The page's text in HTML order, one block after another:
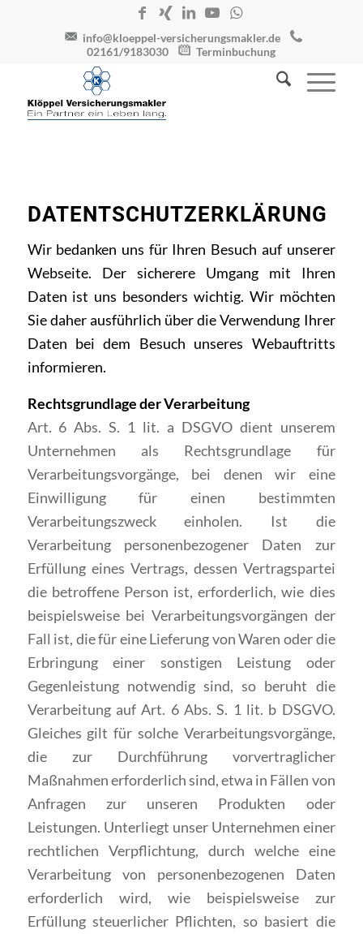
info@kloeppel-versicherungsmakler.de
02161/9183030
Terminbuchung
DATENTSCHUTZERKLÄRUNG
Wir bedanken uns für Ihren Besuch auf unserer
Webseite. Der sicherere Umgang mit Ihren
Daten ist uns besonders wichtig. Wir möchten
Sie daher ausführlich über die Verwendung Ihrer
Daten bei dem Besuch unseres Webauftritts
informieren.
Rechtsgrundlage der Verarbeitung
Art. 6 Abs. S. 1 lit. a DSGVO dient unserem
Unternehmen als Rechtsgrundlage für
Verarbeitungsvorgänge, bei denen wir eine
Einwilligung für einen bestimmten
Verarbeitungszweck einholen. Ist die
Verarbeitung personenbezogener Daten zur
Erfüllung eines Vertrags, dessen Vertragspartei
die betroffene Person ist, erforderlich, wie dies
beispielsweise bei Verarbeitungsvorgängen der
Fall ist, die für eine Lieferung von Waren oder die
Erbringung einer sonstigen Leistung oder
Gegenleistung notwendig sind, so beruht die
Verarbeitung auf Art. 6 Abs. S. 1 lit. b DSGVO.
Gleiches gilt für solche Verarbeitungsvorgänge,
die zur Durchführung vorvertraglicher
Maßnahmen erforderlich sind, etwa in Fällen von
Anfragen zur unseren Produkten oder
Leistungen. Unterliegt unser Unternehmen einer
rechtlichen Verpflichtung, durch welche eine
Verarbeitung von personenbezogenen Daten
erforderlich wird, wie beispielsweise zur
Erfüllung steuerlicher Pflichten, so basiert die